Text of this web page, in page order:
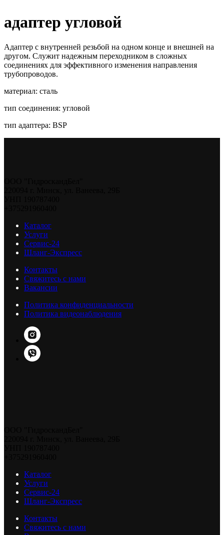
адаптер угловой
Адаптер с внутренней резьбой на одном конце и внешней на
другом. Служит надежным переходником в сложных
соединениях для эффективного изменения направления
трубопроводов.
материал: сталь
тип соединения: угловой
тип адаптера: BSP
Каталог
Услуги
Сервис-24
Шланг-Экспресс
Контакты
Свяжитесь с нами
Вакансии
Политика конфиденциальности
Политика видеонаблюдения
Каталог
Услуги
Сервис-24
Шланг-Экспресс
Контакты
Свяжитесь с нами